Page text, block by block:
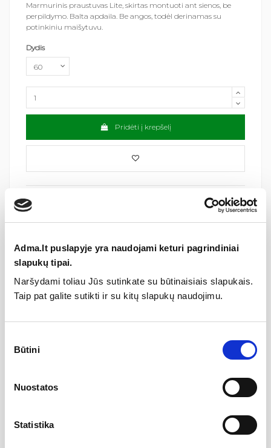
Adma.lt puslapyje yra naudojami keturi pagrindiniai
slapukų tipai.
Naršydami toliau Jūs sutinkate su būtinaisiais slapukais.
Taip pat galite sutikti ir su kitų slapukų naudojimu.
pasirinkimas
Būtini
Nuostatos
Statistika
Marmurinis praustuvas Lite, skirtas montuoti ant sienos, be
perpildymo. Balta apdaila. Be angos, todėl derinamas su
potinkiniu maišytuvu.
Dydis
Pridėti į krepšelį
Jums taip pat gali patikti
Fiksuota praustuvo sifono galvutė...
Praustuvo sifonas, RAVAK